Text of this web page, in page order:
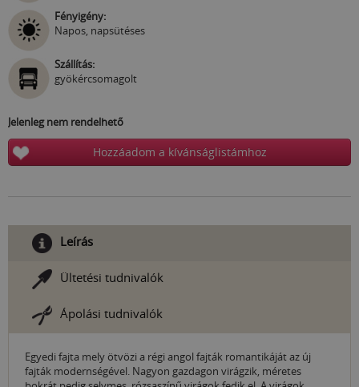
Fényigény:
Napos, napsütéses
Szállítás:
gyökércsomagolt
Jelenleg nem rendelhető
Hozzáadom a kívánságlistámhoz
Leírás
Ültetési tudnivalók
Ápolási tudnivalók
Egyedi fajta mely ötvözi a régi angol fajták romantikáját az új
fajták modernségével. Nagyon gazdagon virágzik, méretes